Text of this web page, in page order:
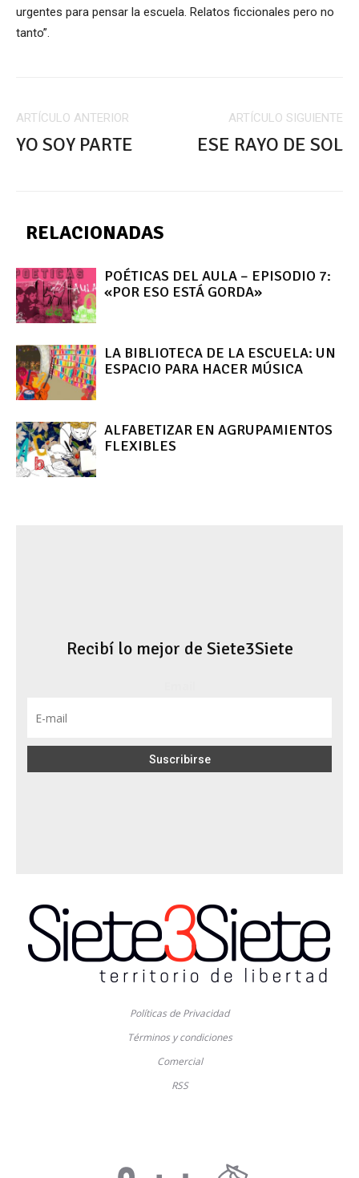
urgentes para pensar la escuela. Relatos ficcionales pero no
tanto”.
ARTÍCULO ANTERIOR
YO SOY PARTE
ARTÍCULO SIGUIENTE
ESE RAYO DE SOL
RELACIONADAS
POÉTICAS DEL AULA – EPISODIO 7:
«POR ESO ESTÁ GORDA»
LA BIBLIOTECA DE LA ESCUELA: UN
ESPACIO PARA HACER MÚSICA
ALFABETIZAR EN AGRUPAMIENTOS
FLEXIBLES
Recibí lo mejor de Siete3Siete
Políticas de Privacidad
Términos y condiciones
Comercial
RSS